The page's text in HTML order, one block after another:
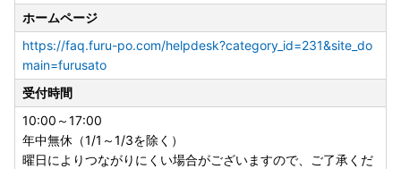
ホームページ
https://faq.furu-po.com/helpdesk?category_id=231&site_do
main=furusato
受付時間
10:00～17:00
年中無休（1/1～1/3を除く）
曜日によりつながりにくい場合がございますので、ご了承くだ